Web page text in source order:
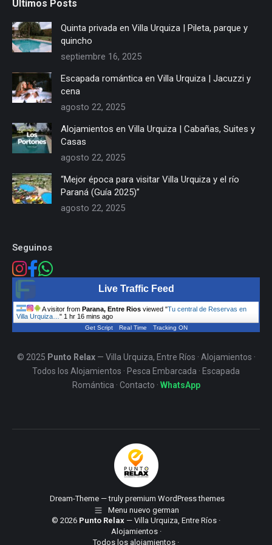
Últimos Posts
Quinta privada en Villa Urquiza | Pileta, parque y
quincho
septiembre 16, 2025
Escapada romántica en Villa Urquiza | Jacuzzi y
cena
agosto 22, 2025
Alojamientos en Villa Urquiza | Cabañas, Suites y
Casas
agosto 22, 2025
“Mejor época para visitar Villa Urquiza y el río
Paraná (Guía 2025)”
agosto 22, 2025
Seguinos
Live Traffic Feed
A visitor from Parana, Entre Rios viewed "Tu central de Reservas en
Villa Urquiza… " 1 hr 16 mins ago
Get Script Real Time Tracking ON
© 2025 Punto Relax— Villa Urquiza, Entre Ríos · Alojamientos ·
Todos los Alojamientos · Pesca Embarcada · Escapada
Romántica · Contacto · WhatsApp
Dream-Theme — truly premium WordPress themes
Menu nuevo german
© 2026 Punto Relax — Villa Urquiza, Entre Ríos ·
Alojamientos·
Todos los alojamientos ·